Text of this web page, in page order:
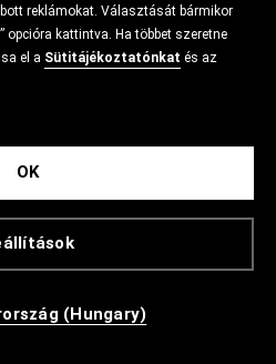
reklámokat. Választását bármikor
kattintva. Ha többet szeretne
el a Sütitájékoztatónkat és az
OK
(Hungary)